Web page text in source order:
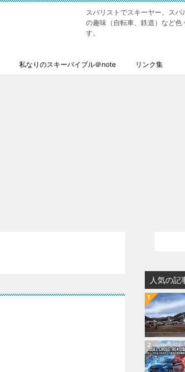
スバリストでスキーヤー。ス
の趣味（自転車、鉄道）など色
す。
私なりのスキーバイブル＠note リンク集
人気の記